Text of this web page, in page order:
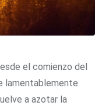
el comienzo del
lamentablemente
a azotar la